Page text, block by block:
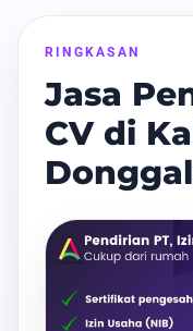
RINGKASAN
Jasa
CV di